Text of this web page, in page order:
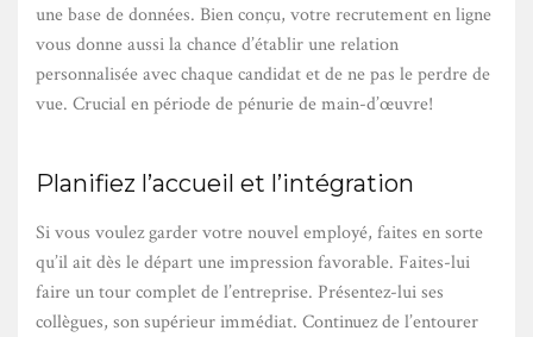
une base de données. Bien conçu, votre recrutement en ligne
vous donne aussi la chance d’établir une relation
personnalisée avec chaque candidat et de ne pas le perdre de
vue. Crucial en période de pénurie de main-d’œuvre!
Planifiez l’accueil et l’intégration
Si vous voulez garder votre nouvel employé, faites en sorte
qu’il ait dès le départ une impression favorable. Faites-lui
faire un tour complet de l’entreprise. Présentez-lui ses
collègues, son supérieur immédiat. Continuez de l’entourer